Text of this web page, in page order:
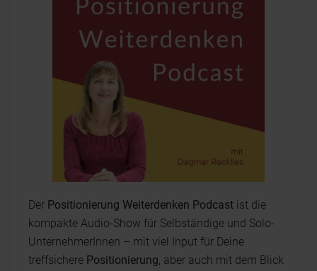
Der Positionierung Weiterdenken Podcast ist die
kompakte Audio-Show für Selbständige und Solo-
UnternehmerInnen – mit viel Input für Deine
treffsichere Positionierung, aber auch mit dem Blick